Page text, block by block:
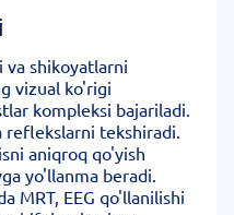
va shikoyatlarni
vizual ko'rigi
kompleksi bajariladi.
reflekslarni tekshiradi.
aniqroq qo'yish
yo'llanma beradi.
MRT, EEG qo'llanilishi